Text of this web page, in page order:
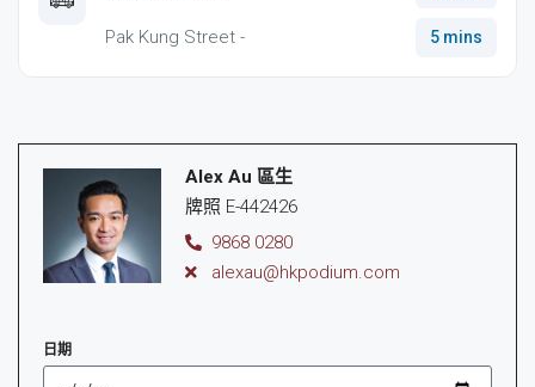
Pak Kung Street - 5 mins
Alex Au 區生
牌照 E-442426
9868 0280
alexau@hkpodium.com
日期